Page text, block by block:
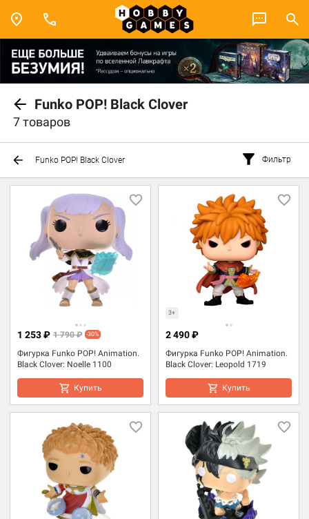
Funko POP! Black Clover
7 товаров
Funko POP! Black Clover Фильтр
Фигурка Funko POP! Animation.
Black Clover: Noelle 1100
1 253 ₽ 1 790 ₽ -30%
Купить
3+
Фигурка Funko POP! Animation.
Black Clover: Leopold 1719
2 490 ₽
Купить